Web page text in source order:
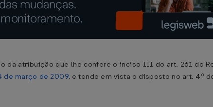
da atribuição que lhe confere o inciso III do art. 261 do
de março de 2009, e tendo em vista o disposto no art. 4º